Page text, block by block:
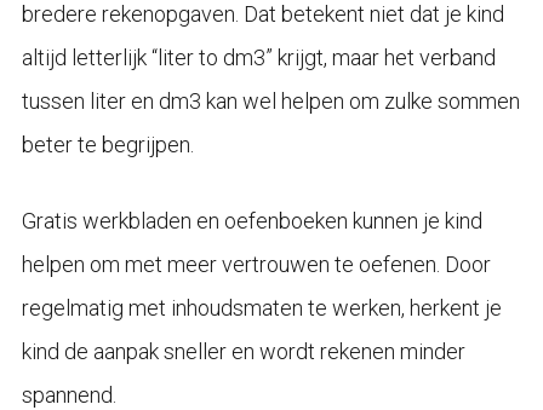
bredere rekenopgaven. Dat betekent niet dat je kind
altijd letterlijk “liter to dm3” krijgt, maar het verband
tussen liter en dm3 kan wel helpen om zulke sommen
beter te begrijpen.
Gratis werkbladen en oefenboeken kunnen je kind
helpen om met meer vertrouwen te oefenen. Door
regelmatig met inhoudsmaten te werken, herkent je
kind de aanpak sneller en wordt rekenen minder
spannend.